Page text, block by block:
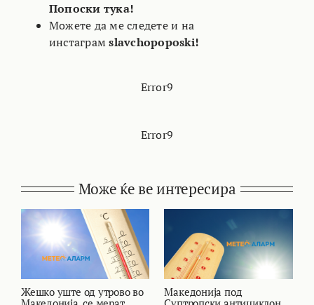
Попоски тука!
Можете да ме следете и на
инстаграм slavchopoposki!
Error9
Error9
Може ќе ве интересира
Жешко уште од утрово во
Македонија под